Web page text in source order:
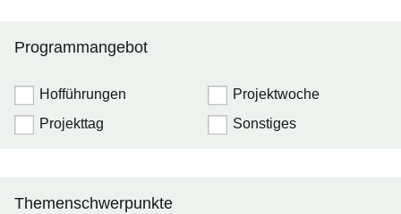
Programmangebot
Hofführungen
Projekttag
Projektwoche
Sonstiges
Themenschwerpunkte